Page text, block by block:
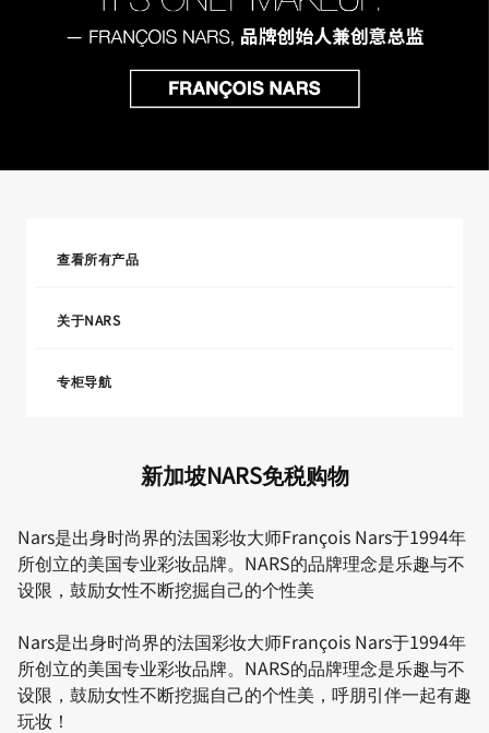
查看所有产品
关于NARS
专柜导航
新加坡NARS免税购物
Nars是出身时尚界的法国彩妆大师François Nars于1994年
所创立的美国专业彩妆品牌。NARS的品牌理念是乐趣与不
设限，鼓励女性不断挖掘自己的个性美
Nars是出身时尚界的法国彩妆大师François Nars于1994年
所创立的美国专业彩妆品牌。NARS的品牌理念是乐趣与不
设限，鼓励女性不断挖掘自己的个性美，呼朋引伴一起有趣
玩妆！